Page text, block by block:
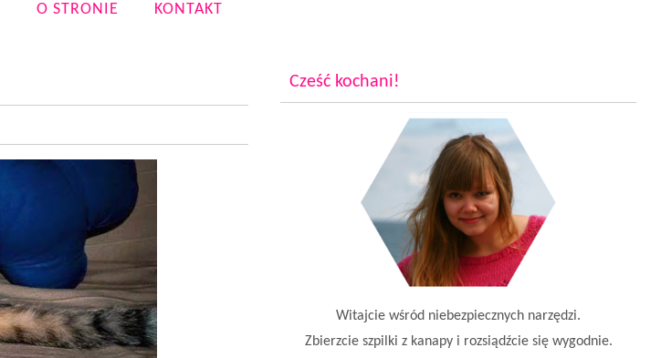
O STRONIE KONTAKT
Cześć kochani!
Witajcie wśród niebezpiecznych narzędzi.
Zbierzcie szpilki z kanapy i rozsiądźcie się wygodnie.